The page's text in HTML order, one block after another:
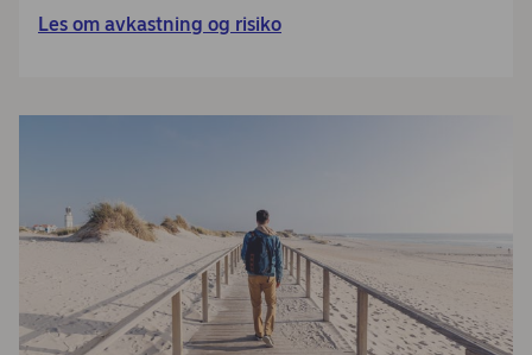
Les om avkastning og risiko